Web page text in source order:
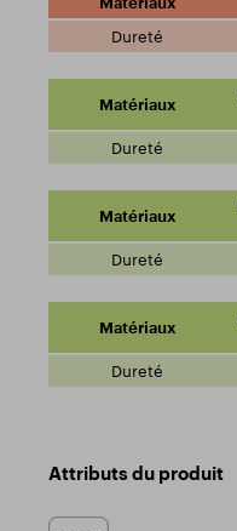
Attributs du produit